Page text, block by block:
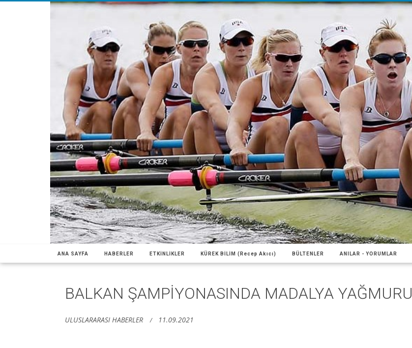
ANA SAYFA HABERLER ETKİNLİKLER KÜREK BİLİM (Recep Akıcı) BÜLTENLER ANILAR - YORUMLAR
BALKAN ŞAMPİYONASINDA MADALYA YAĞMURU
ULUSLARARASI HABERLER 11.09.2021